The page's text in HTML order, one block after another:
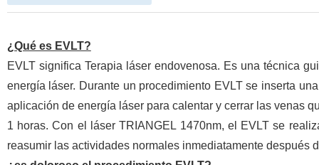
¿Qué es EVLT?
EVLT significa Terapia láser endovenosa. Es una técnica
energía láser. Durante un procedimiento EVLT se inserta
aplicación de energía láser para calentar y cerrar las venas
1 horas. Con el láser TRIANGEL 1470nm, el EVLT se
reasumir las actividades normales inmediatamente después